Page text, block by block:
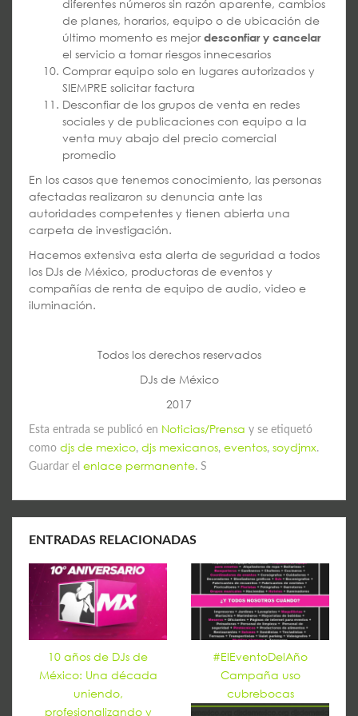
diferentes números sin razón aparente, cambios
de planes, horarios, equipo o de ubicación de
último momento es mejordesconfiar y cancelar
el servicio a tomar riesgos innecesarios
Comprar equipo solo en lugares autorizados y
SIEMPRE solicitar factura
Desconfiar de los grupos de venta en redes
sociales y de publicaciones con equipo a la
venta muy abajo del precio comercial
promedio
En los casos que tenemos conocimiento, las personas
afectadas realizaron su denuncia ante las
autoridades competentes y tienen abierta una
carpeta de investigación.
Hacemos extensiva esta alerta de seguridad a todos
los DJs de México, productoras de eventos y
compañías de renta de equipo de audio, video e
iluminación.
Todos los derechos reservados
DJs de México
2017
Esta entrada se publicó en Noticias/Prensa y se etiquetó
como djs de mexico, djs mexicanos, eventos, soydjmx.
Guardar el enlace permanente. S
ENTRADAS RELACIONADAS
10 años de DJs de
México: Una década
uniendo,
profesionalizando y
#ElEventoDelAño
Campaña uso
cubrebocas